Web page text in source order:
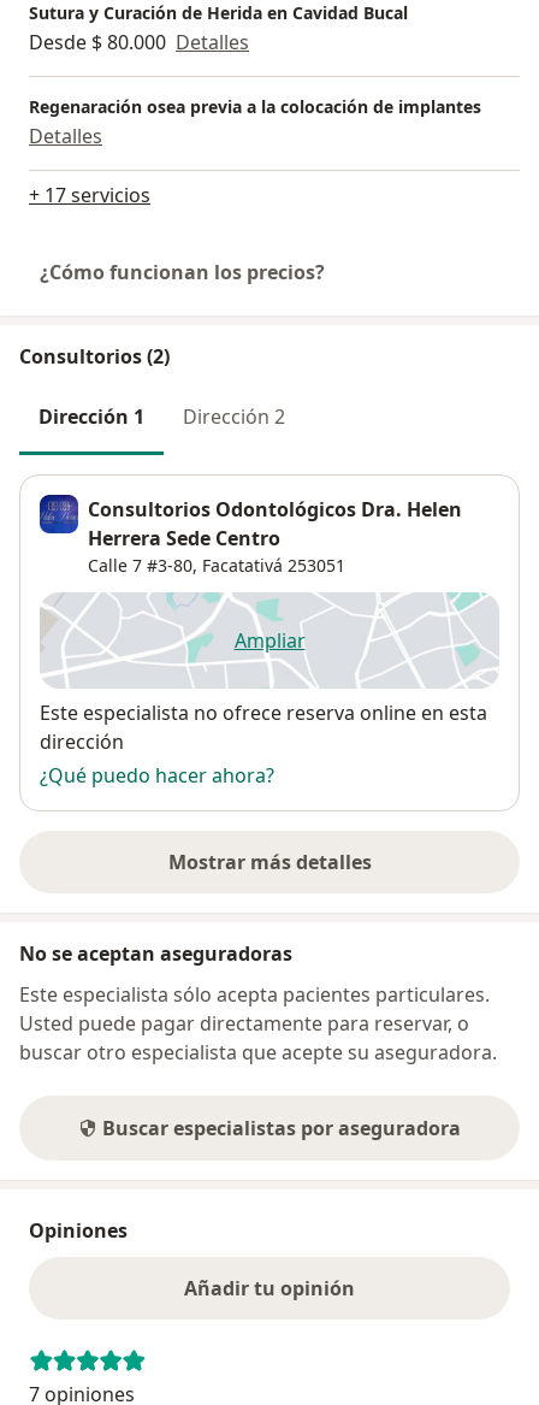
Sutura y Curación de Herida en Cavidad Bucal
Desde $ 80.000 Detalles
Regenaración osea previa a la colocación de implantes
Detalles
+ 17 servicios
¿Cómo funcionan los precios?
Consultorios (2)
Dirección 1 Dirección 2
Consultorios Odontológicos Dra. Helen
Herrera Sede Centro
Calle 7 #3-80, Facatativá 253051
Ampliarse abre en una nueva
Disponibilidad
Este especialista no ofrece reserva online en esta
dirección
¿Qué puedo hacer ahora?
Mostrar más detalles
sobre la dirección
No se aceptan aseguradoras
Este especialista sólo acepta pacientes particulares.
Usted puede pagar directamente para reservar, o
buscar otro especialista que acepte su aseguradora.
Buscar especialistas por aseguradora
Opiniones
Añadir tu opinión
7 opiniones